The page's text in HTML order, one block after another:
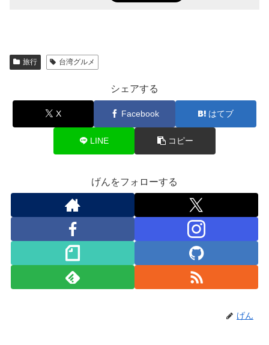
旅行 台湾グルメ
シェアする
X Facebook はてブ
LINE コピー
げんをフォローする
げん